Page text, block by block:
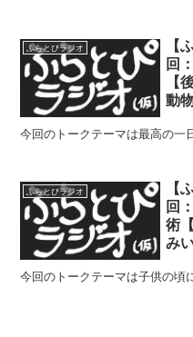
ふらとぴラジオ
【
回
【
動
今回のトークテーマは最高の一
ふらとぴラジオ
【
回
術
み
今回のトークテーマは子供の頃